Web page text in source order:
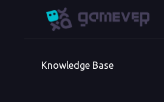
Knowledge Base